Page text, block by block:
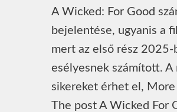
A Wicked: For Good
bejelentése, ugyanis a
mert az első rész
esélyesnek számított. A
sikereket érhet el, More
The post A Wicked For